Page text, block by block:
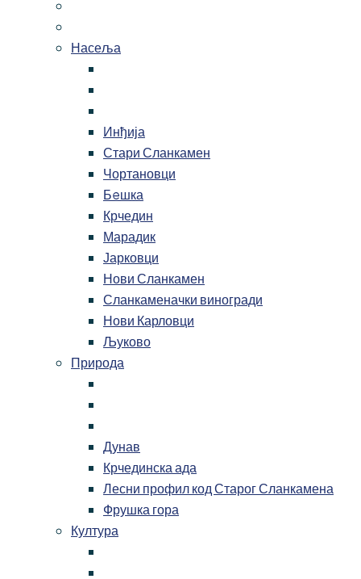
Насеља
Инђија
Стари Сланкамен
Чортановци
Бeшка
Крчедин
Марадик
Јарковци
Нови Сланкамен
Сланкаменачки виногради
Нови Карловци
Љуково
Природа
Дунав
Крчединска ада
Лесни профил код Старог Сланкамена
Фрушка гора
Култура